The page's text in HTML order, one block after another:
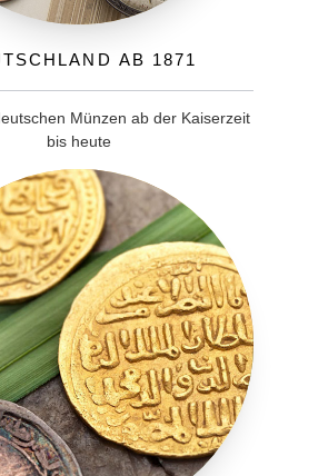
ab 1871
Münzen ab der Kaiserzeit
bis heute